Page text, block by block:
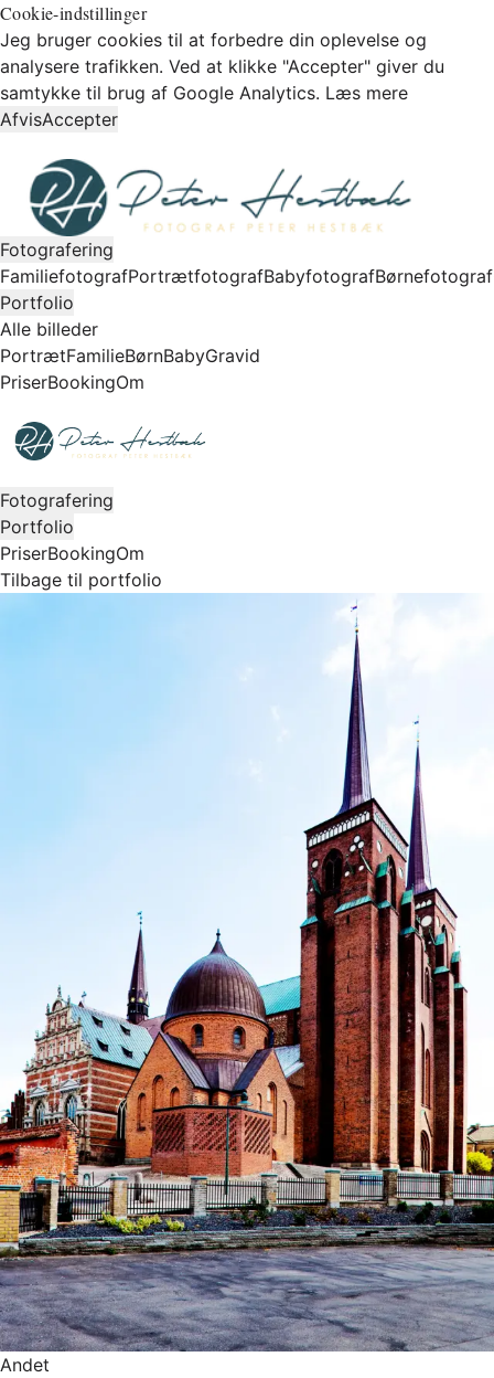
Cookie-indstillinger
Jeg bruger cookies til at forbedre din oplevelse og
analysere trafikken. Ved at klikke "Accepter" giver du
samtykke til brug af Google Analytics. Læs mere
AfvisAccepter
Fotografering
FamiliefotografPortrætfotografBabyfotografBørnefotograf
Portfolio
Alle billeder
PortrætFamilieBørnBabyGravid
PriserBookingOm
Fotografering
Portfolio
PriserBookingOm
Tilbage til portfolio
Andet